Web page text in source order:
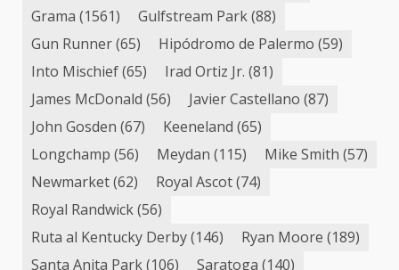
Grama (1561) Gulfstream Park(88)
Gun Runner(65) Hipódromo de Palermo (59)
Into Mischief(65) Irad Ortiz Jr. (81)
James McDonald (56) Javier Castellano (87)
John Gosden (67) Keeneland (65)
Longchamp (56) Meydan (115) Mike Smith (57)
Newmarket(62) Royal Ascot(74)
Royal Randwick(56)
Ruta al Kentucky Derby(146) Ryan Moore (189)
Santa Anita Park(106) Saratoga (140)